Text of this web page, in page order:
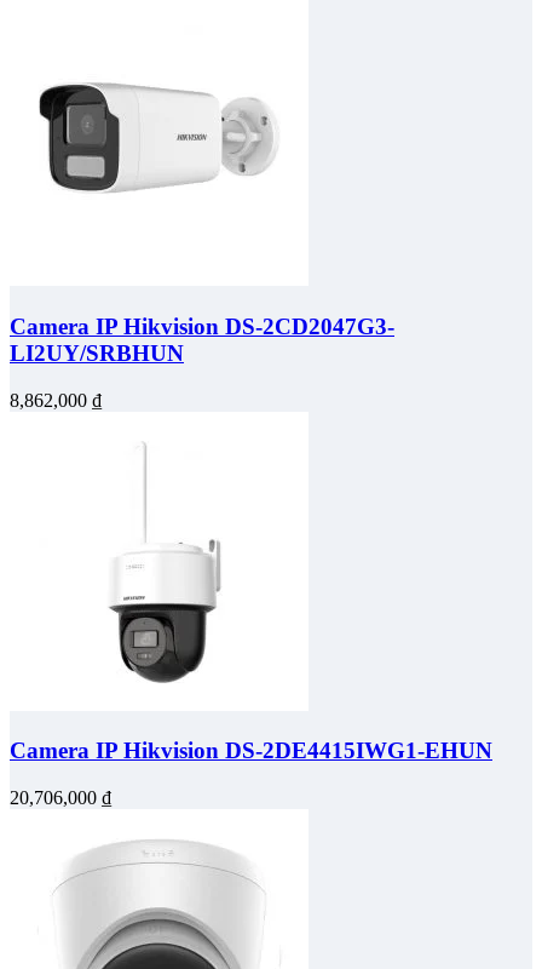
Camera IP Hikvision DS-2CD2047G3-
LI2UY/SRBHUN
8,862,000 ₫
Camera IP Hikvision DS-2DE4415IWG1-EHUN
20,706,000 ₫